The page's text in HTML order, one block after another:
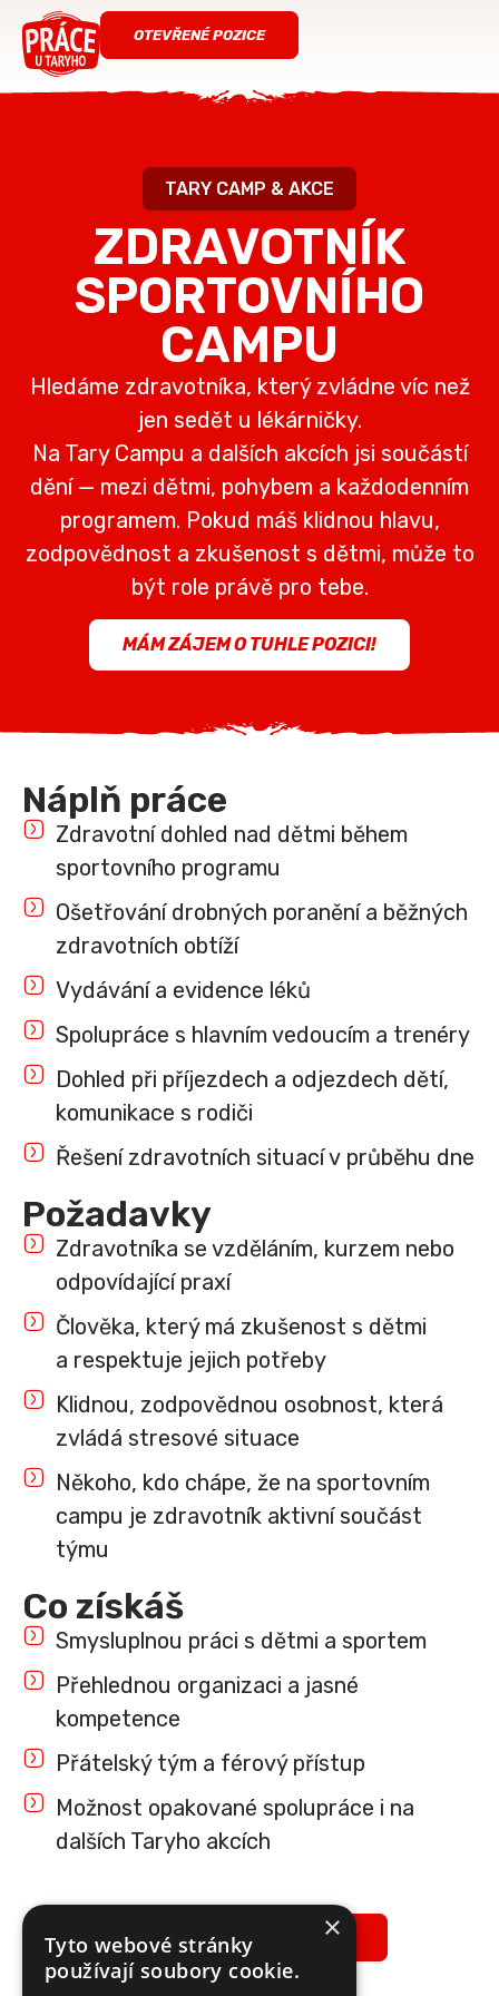
OTEVŘENÉ POZICE
TARY CAMP & AKCE
ZDRAVOTNÍK
SPORTOVNÍHO
CAMPU
Hledáme zdravotníka, který zvládne víc než
jen sedět u lékárničky.
Na Tary Campu a dalších akcích jsi součástí
dění — mezi dětmi, pohybem a každodenním
programem. Pokud máš klidnou hlavu,
zodpovědnost a zkušenost s dětmi, může to
být role právě pro tebe.
MÁM ZÁJEM O TUHLE POZICI!
Náplň práce
Zdravotní dohled nad dětmi během
sportovního programu
Ošetřování drobných poranění a běžných
zdravotních obtíží
Vydávání a evidence léků
Spolupráce s hlavním vedoucím a trenéry
Dohled při příjezdech a odjezdech dětí,
komunikace s rodiči
Řešení zdravotních situací v průběhu dne
Požadavky
Zdravotníka se vzděláním, kurzem nebo
odpovídající praxí
Člověka, který má zkušenost s dětmi
a respektuje jejich potřeby
Klidnou, zodpovědnou osobnost, která
zvládá stresové situace
Někoho, kdo chápe, že na sportovním
campu je zdravotník aktivní součást
týmu
Co získáš
Smysluplnou práci s dětmi a sportem
Přehlednou organizaci a jasné
kompetence
Přátelský tým a férový přístup
Možnost opakované spolupráce i na
dalších Taryho akcích
MÁM ZÁJEM O TUHLE POZICI!
×
Tyto webové stránky
používají soubory cookie.